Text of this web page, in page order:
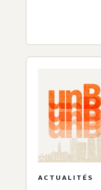
ACTUALITÉS